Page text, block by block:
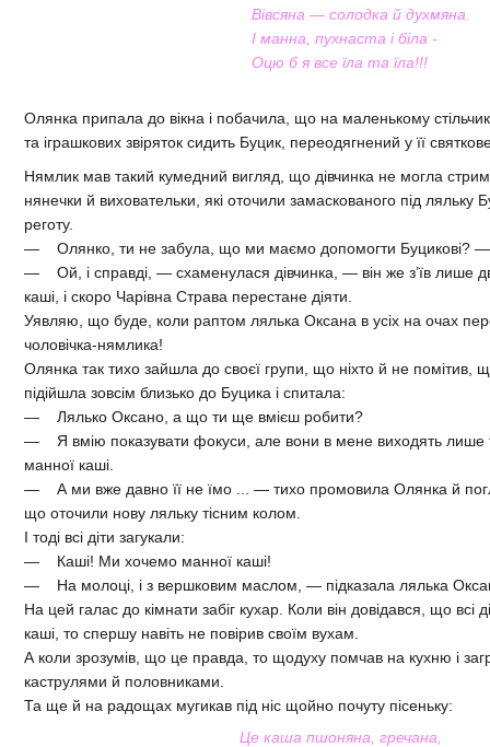
Вівсяна — солодка й духмяна.
І манна, пухнаста і біла -
Оцю б я все їла та їла!!!
Олянка припала до вікна і побачила, що на маленькому
та іграшкових звіряток сидить Буцик, переодягнений у її
Нямлик мав такий кумедний вигляд, що дівчинка не могла
нянечки й виховательки, які оточили замаскованого під ляльку
реготу.
— Олянко, ти не забула, що ми маємо допомогти Буцикові? —
— Ой, і справді, — схаменулася дівчинка, — він же з’їв лише
каші, і скоро Чарівна Страва перестане діяти.
Уявляю, що буде, коли раптом лялька Оксана в усіх на очах
чоловічка-нямлика!
Олянка так тихо зайшла до своєї групи, що ніхто й не помітив,
підійшла зовсім близько до Буцика і спитала:
— Лялько Оксано, а що ти ще вмієш робити?
— Я вмію показувати фокуси, але вони в мене виходять лише
манної каші.
— А ми вже давно її не їмо ... — тихо промовила Олянка й
що оточили нову ляльку тісним колом.
І тоді всі діти загукали:
— Каші! Ми хочемо манної каші!
— На молоці, і з вершковим маслом, — підказала лялька
На цей галас до кімнати забіг кухар. Коли він довідався, що всі
каші, то спершу навіть не повірив своїм вухам.
А коли зрозумів, що це правда, то щодуху помчав на кухню і
каструлями й половниками.
Та ще й на радощах мугикав під ніс щойно почуту пісеньку:
Це каша пшоняна, гречана,